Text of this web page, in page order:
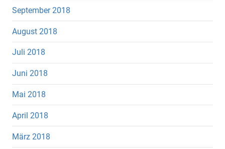
September 2018
August 2018
Juli 2018
Juni 2018
Mai 2018
April 2018
März 2018